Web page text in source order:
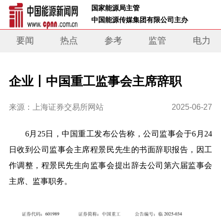
国家能源局主管
中国能源传媒集团有限公司主办
要闻 热点 参考 监管 电力
企业丨中国重工监事会主席辞职
来源：上海证券交易所网站 2025-06-27
6月25日，中国重工发布公告称，公司监事会于6月24
日收到公司监事会主席程景民先生的书面辞职报告，因工
作调整，程景民先生向监事会提出辞去公司第六届监事会
主席、监事职务。